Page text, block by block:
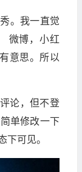
。我一直觉
微博，小红
意思。所以
论，但不登
单修改一下
下可见。